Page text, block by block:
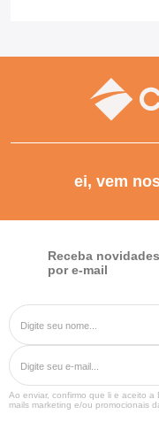
ei, vem
Receba
por e-mail
Ao enviar, confirmo que li e aceito a